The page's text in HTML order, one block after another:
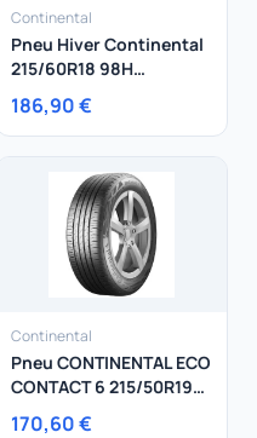
Continental
Pneu Hiver Continental
215/60R18 98H
WinterContact TS 870 P
186,90 €
Continental
Pneu CONTINENTAL ECO
CONTACT 6 215/50R19
93T
170,60 €